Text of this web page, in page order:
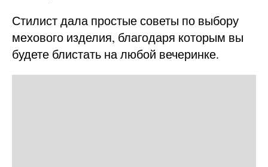
Стилист дала простые советы по выбору
мехового изделия, благодаря которым вы
будете блистать на любой вечеринке.